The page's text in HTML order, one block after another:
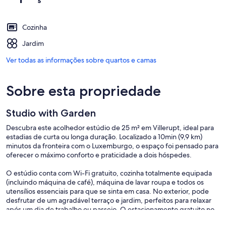
Cozinha
Jardim
Ver todas as informações sobre quartos e camas
Sobre esta propriedade
Studio with Garden
Descubra este acolhedor estúdio de 25 m² em Villerupt, ideal para
estadias de curta ou longa duração. Localizado a 10min (9,9 km)
minutos da fronteira com o Luxemburgo, o espaço foi pensado para
oferecer o máximo conforto e praticidade a dois hóspedes.
O estúdio conta com Wi-Fi gratuito, cozinha totalmente equipada
(incluindo máquina de café), máquina de lavar roupa e todos os
utensílios essenciais para que se sinta em casa. No exterior, pode
desfrutar de um agradável terraço e jardim, perfeitos para relaxar
após um dia de trabalho ou passeio. O estacionamento gratuito no